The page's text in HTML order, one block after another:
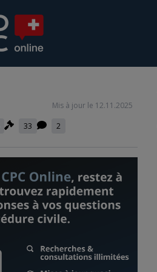
Mis à jour le 12.11.2025
33 2